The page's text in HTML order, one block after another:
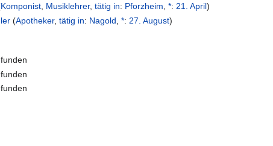
Komponist Musiklehrer,tätig in: Pforzheim ,*: 21. April)
(Apotheker,tätig in: Nagold ,*: 27. August)